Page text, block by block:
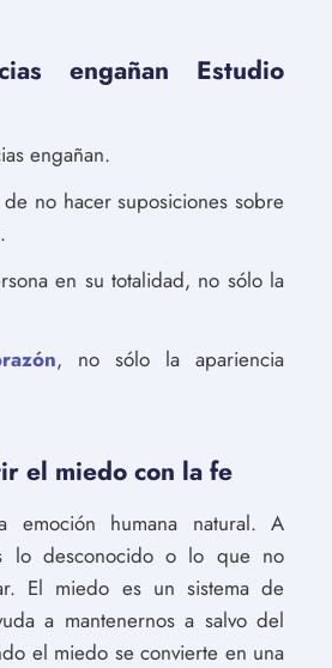
engañan Estudio
engañan.
no hacer suposiciones sobre
en su totalidad, no sólo la
, no sólo la apariencia
el miedo con la fe
emoción humana natural. A
lo desconocido o lo que no
El miedo es un sistema de
a mantenernos a salvo del
el miedo se convierte en una